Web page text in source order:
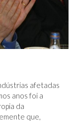
afetadas
anos foi a
da
que,